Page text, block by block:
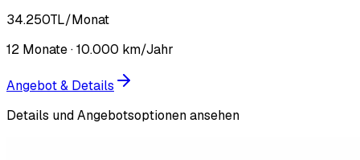
34.250TL/Monat
12 Monate ·10.000 km/Jahr
Angebot & Details
Details und Angebotsoptionen ansehen